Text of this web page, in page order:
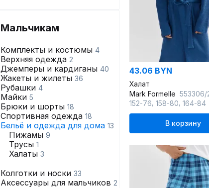
Мальчикам
Комплекты и костюмы 4
Верхняя одежда 2
Джемперы и кардиганы 40
Жакеты и жилеты 36
Рубашки 4
Майки 5
Брюки и шорты 18
Спортивная одежда 18
Бельё и одежда для дома 13
Пижамы 9
Трусы 1
Халаты 3
Колготки и носки 33
Аксессуары для мальчиков 2
43.06 BYN
Халат
Mark Formelle 553306/25-42905Ц-24-2
152-76 158-80 164-84
В корзину